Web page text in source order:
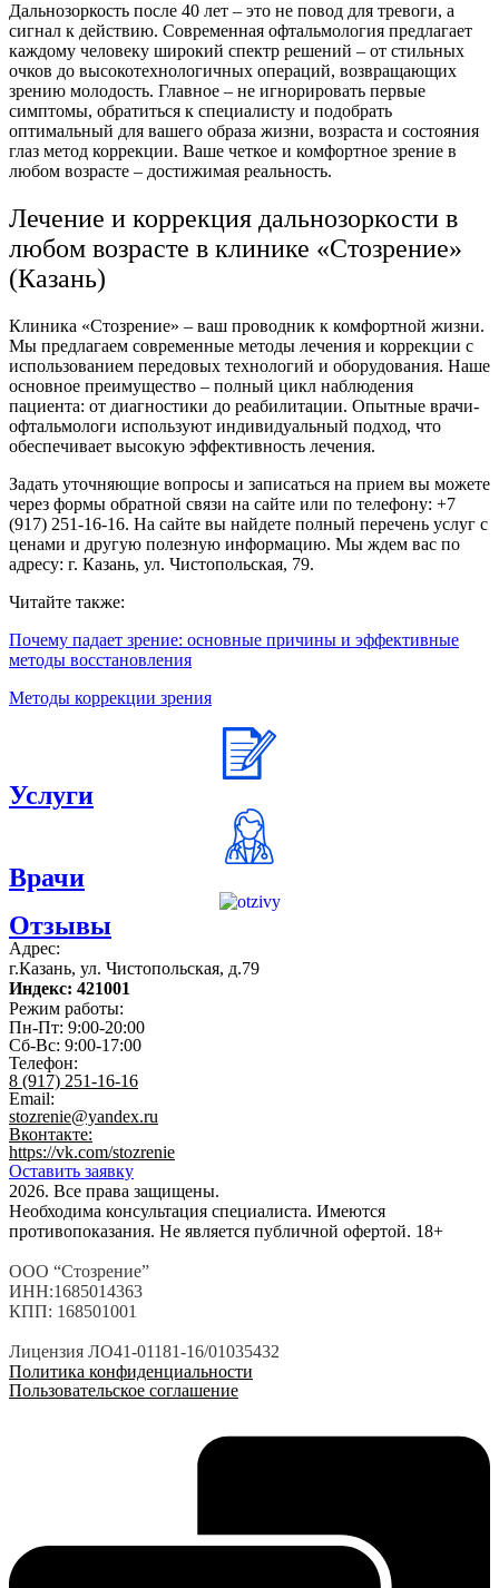
Дальнозоркость после 40 лет – это не повод для тревоги, а
сигнал к действию. Современная офтальмология предлагает
каждому человеку широкий спектр решений – от стильных
очков до высокотехнологичных операций, возвращающих
зрению молодость. Главное – не игнорировать первые
симптомы, обратиться к специалисту и подобрать
оптимальный для вашего образа жизни, возраста и состояния
глаз метод коррекции. Ваше четкое и комфортное зрение в
любом возрасте – достижимая реальность.
Лечение и коррекция дальнозоркости в
любом возрасте в клинике «Стозрение»
(Казань)
Клиника «Стозрение» – ваш проводник к комфортной жизни.
Мы предлагаем современные методы лечения и коррекции с
использованием передовых технологий и оборудования. Наше
основное преимущество – полный цикл наблюдения
пациента: от диагностики до реабилитации. Опытные врачи-
офтальмологи используют индивидуальный подход, что
обеспечивает высокую эффективность лечения.
Задать уточняющие вопросы и записаться на прием вы можете
через формы обратной связи на сайте или по телефону: +7
(917) 251-16-16. На сайте вы найдете полный перечень услуг с
ценами и другую полезную информацию. Мы ждем вас по
адресу: г. Казань, ул. Чистопольская, 79.
Читайте также:
Почему падает зрение: основные причины и эффективные
методы восстановления
Методы коррекции зрения
Услуги
Врачи
Отзывы
Адрес:
г.Казань, ул. Чистопольская, д.79
Индекс: 421001
Режим работы:
Пн-Пт: 9:00-20:00
Сб-Вс: 9:00-17:00
Телефон:
8 (917) 251-16-16
Email:
stozrenie@yandex.ru
Вконтакте:
https://vk.com/stozrenie
Оставить заявку
2026. Все права защищены.
Необходима консультация специалиста. Имеются
противопоказания. Не является публичной офертой. 18+
ООО “Стозрение”
ИНН:1685014363
КПП: 168501001
Лицензия ЛО41-01181-16/01035432
Политика конфиденциальности
Пользовательское соглашение